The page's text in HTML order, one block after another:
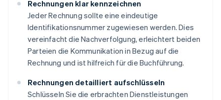
Rechnungen klar kennzeichnen
Jeder Rechnung sollte eine eindeutige
Identifikationsnummer zugewiesen werden. Dies
vereinfacht die Nachverfolgung, erleichtert beiden
Parteien die Kommunikation in Bezug auf die
Rechnung und ist hilfreich für die Buchführung.
Rechnungen detailliert aufschlüsseln
Schlüsseln Sie die erbrachten Dienstleistungen